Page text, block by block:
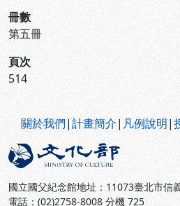
冊數
第五冊
頁次
514
關於我們|計畫簡介| 凡例說明|
國立國父紀念館地址：11073臺北市信
電話：(02)2758-8008 分機 725